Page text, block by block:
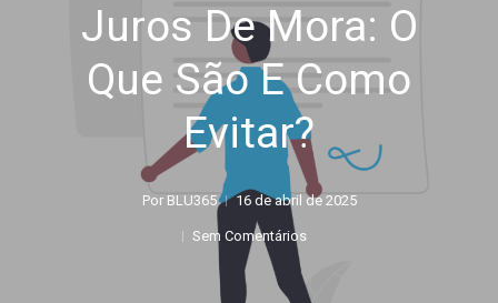
Juros De Mora: O
Que São E Como
Evitar?
Por BLU365 16 de abril de 2025
Sem Comentários